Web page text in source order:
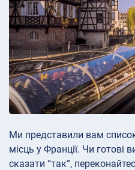
Ми представили вам
місць у Франції. Чи готові
сказати “так”,